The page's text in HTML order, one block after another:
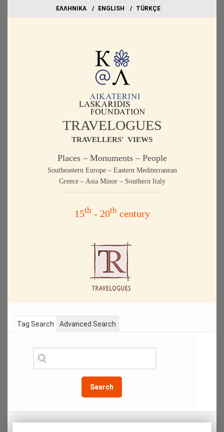
EΛΛΗΝΙΚΑ ΕΝGLISH TÜRKÇE
TRAVELOGUES
TRAVELLERS' VIEWS
Places – Monuments – People
Southeastern Europe – Eastern Mediterranean
Greece – Asia Minor – Southern Italy
15th- 20thcentury
Tag Search
Search
Advanced Search